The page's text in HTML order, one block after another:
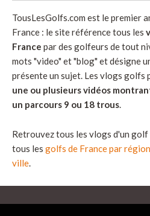
TousLesGolfs.com est le premier
France : le site référence tous les
France par des golfeurs de tout
mots "video" et "blog" et désigne
présente un sujet. Les vlogs golfs
une ou plusieurs vidéos
un parcours 9 ou 18 trous.
Retrouvez tous les vlogs d'un
tous les golfs de France par région
ville.